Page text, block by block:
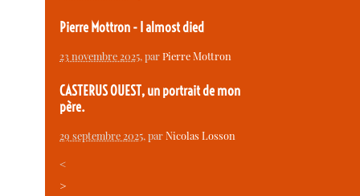
Pierre Mottron - I almost died
23 novembre 2025, parPierre Mottron
CASTERUS OUEST, un portrait de mon
père.
29 septembre 2025, parNicolas Losson
<
>